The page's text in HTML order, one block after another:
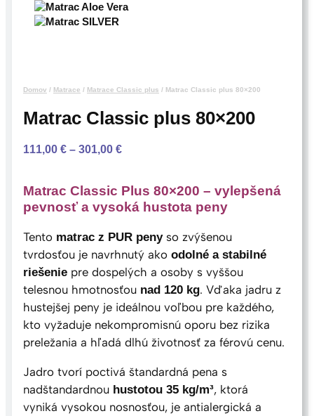
Domov / Matrace / Matrace Classic plus / Matrac Classic plus 80×200
Matrac Classic plus 80×200
111,00 € – 301,00 €P
c
e
n
g
e
:
1
1
,
0
0
Matrac Classic Plus 80×200 – vylepšená
pevnosť a vysoká hustota peny
Tento matrac z PUR penyso zvýšenou
tvrdosťou je navrhnutý ako odolné a stabilné
riešeniepre dospelých a osoby s vyššou
telesnou hmotnosťou nad 120 kg. Vďaka jadru z
hustejšej peny je ideálnou voľbou pre každého,
kto vyžaduje nekompromisnú oporu bez rizika
preležania a hľadá dlhú životnosť za férovú cenu.
Jadro tvorí poctivá štandardná pena s
nadštandardnou hustotou 35 kg/m³, ktorá
vyniká vysokou nosnosťou, je antialergická a